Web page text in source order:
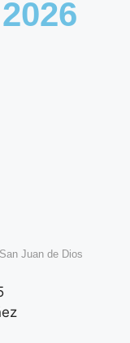
Juan de Dios